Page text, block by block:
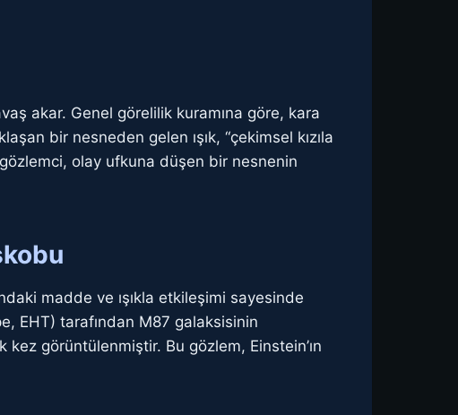
akar. Genel görelilik kuramına göre, kara
bir nesneden gelen ışık, “çekimsel kızıla
olay ufkuna düşen bir nesnenin
madde ve ışıkla etkileşimi sayesinde
EHT) tarafından M87 galaksisinin
görüntülenmiştir. Bu gözlem, Einstein’ın